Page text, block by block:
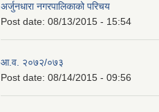
अर्जुनधारा नगरपालिकाको परिचय
Post date: 08/13/2015 - 15:54
आ.व. २०७२/०७३
Post date: 08/14/2015 - 09:56